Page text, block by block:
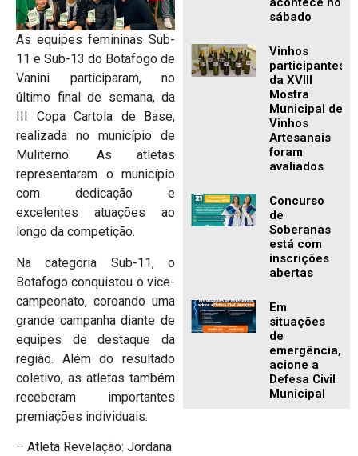
As equipes femininas Sub-
11 e Sub-13 do Botafogo de
Vanini participaram, no
último final de semana, da
III Copa Cartola de Base,
realizada no município de
Muliterno. As atletas
representaram o município
com dedicação e
excelentes atuações ao
longo da competição.
Na categoria Sub-11, o
Botafogo conquistou o vice-
campeonato, coroando uma
grande campanha diante de
equipes de destaque da
região. Além do resultado
coletivo, as atletas também
receberam importantes
premiações individuais:
– Atleta Revelação: Jordana
sábado
Vinhos
participantes
da XVIII
Mostra
Municipal de
Vinhos
Artesanais
foram
avaliados
Concurso
de
Soberanas
está com
inscrições
abertas
Em
situações
de
emergência,
acione a
Defesa Civil
Municipal